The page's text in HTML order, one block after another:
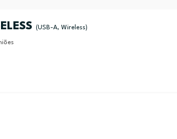
(USB-A, Wireless)